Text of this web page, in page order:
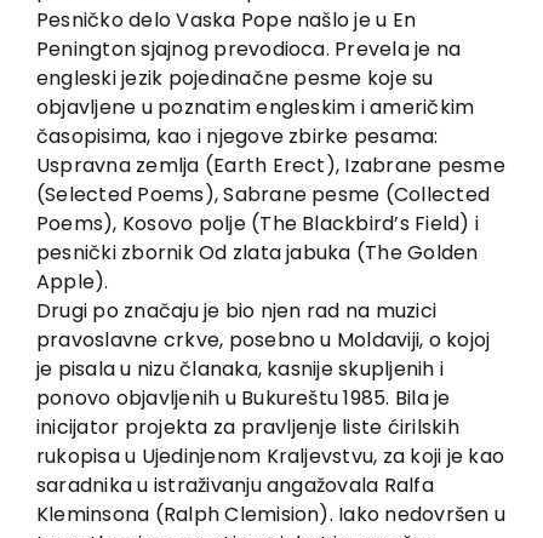
Pesničko delo Vaska Pope našlo je u En
Penington sjajnog prevodioca. Prevela je na
engleski jezik pojedinačne pesme koje su
objavljene u poznatim engleskim i američkim
časopisima, kao i njegove zbirke pesama:
Uspravna zemlja (Earth Erect), Izabrane pesme
(Selected Poems), Sabrane pesme (Collected
Poems), Kosovo polje (The Blackbird’s Field) i
pesnički zbornik Od zlata jabuka (The Golden
Apple).
Drugi po značaju je bio njen rad na muzici
pravoslavne crkve, posebno u Moldaviji, o kojoj
je pisala u nizu članaka, kasnije skupljenih i
ponovo objavljenih u Bukureštu 1985. Bila je
inicijator projekta za pravljenje liste ćirilskih
rukopisa u Ujedinjenom Kraljevstvu, za koji je kao
saradnika u istraživanju angažovala Ralfa
Kleminsona (Ralph Clemision). Iako nedovršen u